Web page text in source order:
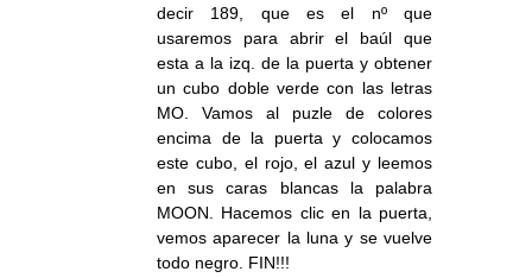
decir 189, que es el nº que
usaremos para abrir el baúl que
esta a la izq. de la puerta y obtener
un cubo doble verde con las letras
MO. Vamos al puzle de colores
encima de la puerta y colocamos
este cubo, el rojo, el azul y leemos
en sus caras blancas la palabra
MOON. Hacemos clic en la puerta,
vemos aparecer la luna y se vuelve
todo negro. FIN!!!